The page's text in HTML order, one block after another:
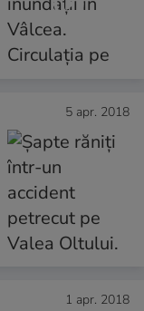
5 apr. 2018
1 apr. 2018